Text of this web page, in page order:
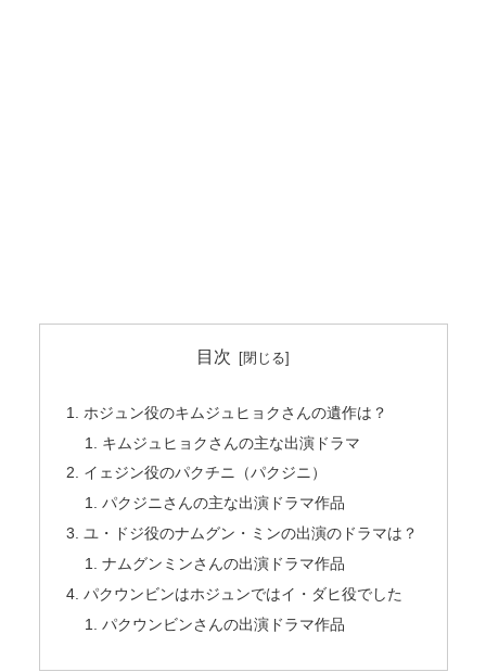
目次
ホジュン役のキムジュヒョクさんの遺作は？
キムジュヒョクさんの主な出演ドラマ
イェジン役のパクチニ（パクジニ）
パクジニさんの主な出演ドラマ作品
ユ・ドジ役のナムグン・ミンの出演のドラマは？
ナムグンミンさんの出演ドラマ作品
パクウンビンはホジュンではイ・ダヒ役でした
パクウンビンさんの出演ドラマ作品